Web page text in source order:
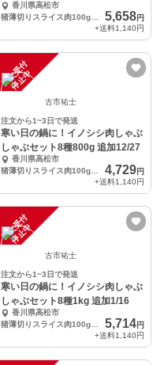
香川県高松市
猪薄切りスライス肉100gを10パック、合計1kg
5,658円
+送料1,140円
注
文
受
付
停
止
中
古市祐士
注文から1~3日で発送
寒い日の鍋に！イノシシ肉しゃぶ
しゃぶセット8種800g 追加12/27
香川県高松市
猪薄切りスライス肉100gを8パック、合計800g
4,729円
+送料1,140円
注
文
受
付
停
止
中
古市祐士
注文から1~3日で発送
寒い日の鍋に！イノシシ肉しゃぶ
しゃぶセット8種1kg 追加1/16
香川県高松市
猪薄切りスライス肉100gを10パック、合計1kg
5,714円
+送料1,140円